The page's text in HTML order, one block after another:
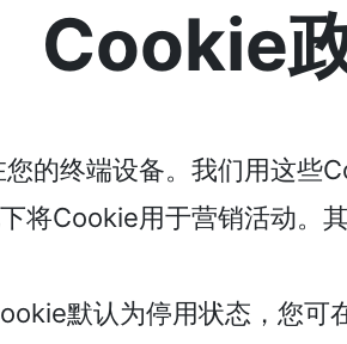
Cookie
的终端设备。我们用这些
将Cookie用于营销活动。
默认为停用状态，您